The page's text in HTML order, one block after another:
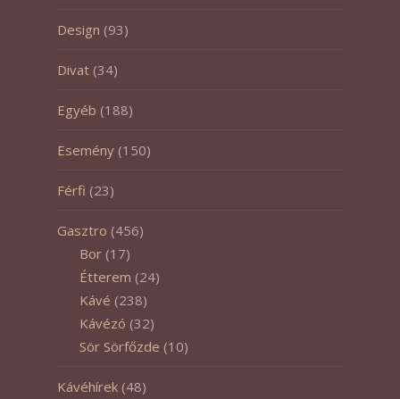
Design (93)
Divat (34)
Egyéb (188)
Esemény (150)
Férfi (23)
Gasztro (456)
Bor (17)
Étterem (24)
Kávé (238)
Kávézó (32)
Sör Sörfőzde (10)
Kávéhírek (48)